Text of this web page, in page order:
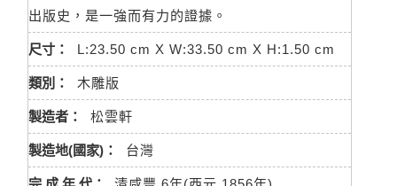
出版史，是一強而有力的證據。
尺寸： L:23.50 cm X W:33.50 cm X H:1.50 cm
類別： 木雕版
製造者： 松雲軒
製造地(國家)： 台灣